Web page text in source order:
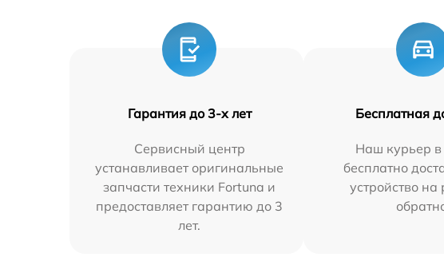
Гарантия до 3-х лет
Сервисный центр
устанавливает оригинальные
запчасти техники Fortuna и
предоставляет гарантию до 3
лет.
Бесплатная
Наш курьер
бесплатно
устройство на